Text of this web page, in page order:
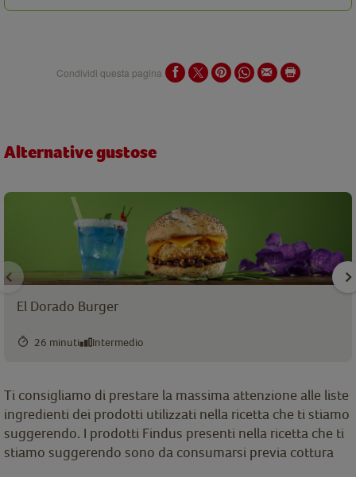
Condividi questa pagina
Alternative gustose
El Dorado Burger
26 minuti Intermedio
Ti consigliamo di prestare la massima attenzione alle liste
ingredienti dei prodotti utilizzati nella ricetta che ti stiamo
suggerendo. I prodotti Findus presenti nella ricetta che ti
stiamo suggerendo sono da consumarsi previa cottura